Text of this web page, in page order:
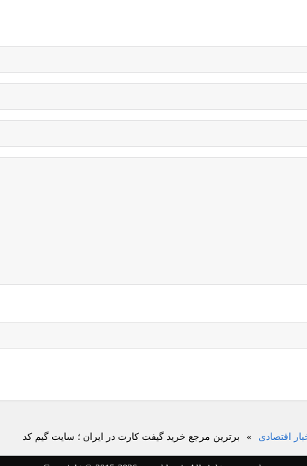
اقتصادی » برترین مرجع خرید گیفت کارت در ایران ؛ سایت گیم کد